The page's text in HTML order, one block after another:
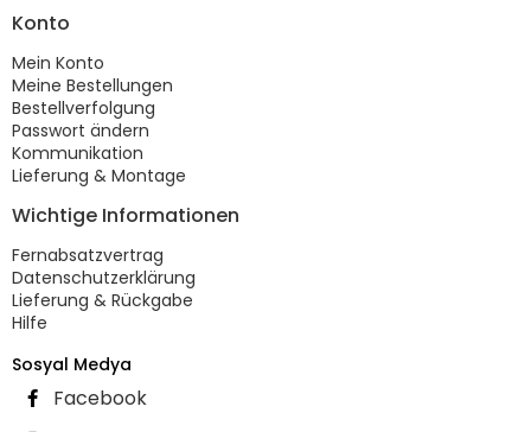
Konto
Mein Konto
Meine Bestellungen
Bestellverfolgung
Passwort ändern
Kommunikation
Lieferung & Montage
Wichtige Informationen
Fernabsatzvertrag
Datenschutzerklärung
Lieferung & Rückgabe
Hilfe
Sosyal Medya
Facebook